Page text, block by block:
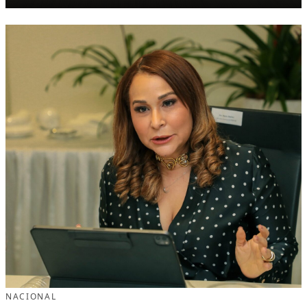
NACIONAL